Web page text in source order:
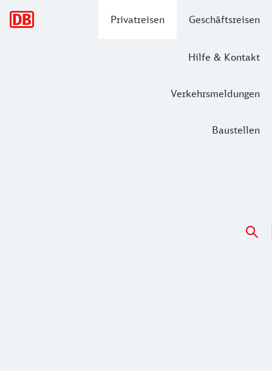
Privatreisen Geschäftsreisen
Hilfe & Kontakt
Verkehrsmeldungen
Baustellen